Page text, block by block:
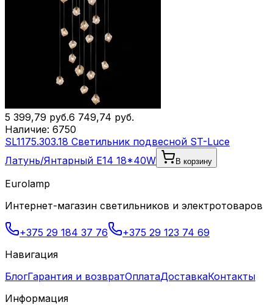
5 399,79 руб.6 749,74 руб.
Наличие: 6750
SL1175.303.18 Светильник подвесной ST-Luce
Латунь/Янтарный E14 18*40W
В корзину
Eurolamp
Интернет-магазин светильников и электротоваров
+375 29 184 37 76
+375 29 123 74 69
Навигация
БлогГарантия и возвратОплатаДоставкаКонтакты
Информация